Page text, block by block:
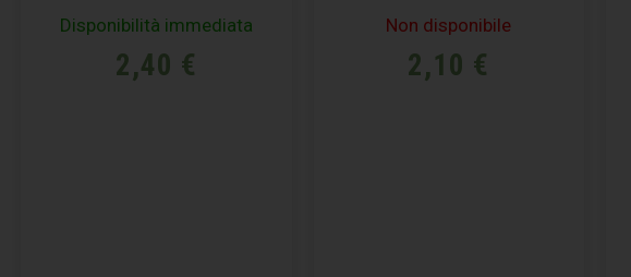
Disponibilità immediata
2,40 €
Non disponibile
2,10 €